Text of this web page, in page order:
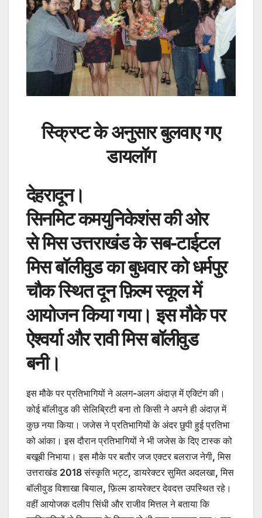
स्क्रिप्ट के अनुसार बुलवाए गए
डायलॉग
देहरादून।
सिनमिट कमयुनिकेशंस की ओर
से मिस उत्तराखंड के सब-टाईटल
मिस बॉलीवुड का बुधवार को धर्मपुर
चौक स्थित दून फ़िल्म स्कूल में
आयोजन किया गया। इस मौके पर
ऐश्वर्या और रावी मिस बॉलीवुड
बनी।
इस मौके पर प्रतिभागियों ने अलग-अलग अंदाज़ में एक्टिंग की।
कोई बॉलीवुड की सेलिब्रिटी बना तो किसी ने अपने ही अंदाज़ में
कुछ नया किया। जजेस ने प्रतिभागियों के अंदर छुपी हुई प्रतिभा
को आंका। इस दौरान प्रतिभागियों ने भी जजेस के दिए टास्क को
बखूबी निभाया। इस मौके पर बतौर जज एक्टर बलराज नेगी, मिस
उत्तराखंड 2018 संस्कृति भट्ट, डायरेक्टर सुमित अदलखा, मिस
बॉलीवुड विशाखा बियाल, फ़िल्म डायरेक्टर देवदत्त उपस्थित रहे।
वहीं आयोजक दलीप सिंधी और राजीव मित्तल ने बताया कि